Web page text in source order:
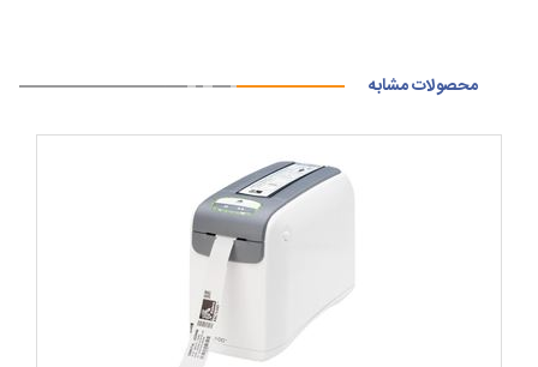
محصولات مشابه